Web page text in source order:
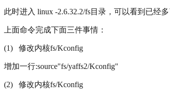
此时进入 linux -2.6.32.2/fs目录，可以看到已经多
上面命令完成下面三件事情：
(1) 修改内核fs/Kconfig
增加一行:source"fs/yaffs2/Kconfig"
(2) 修改内核fs/Kconfig